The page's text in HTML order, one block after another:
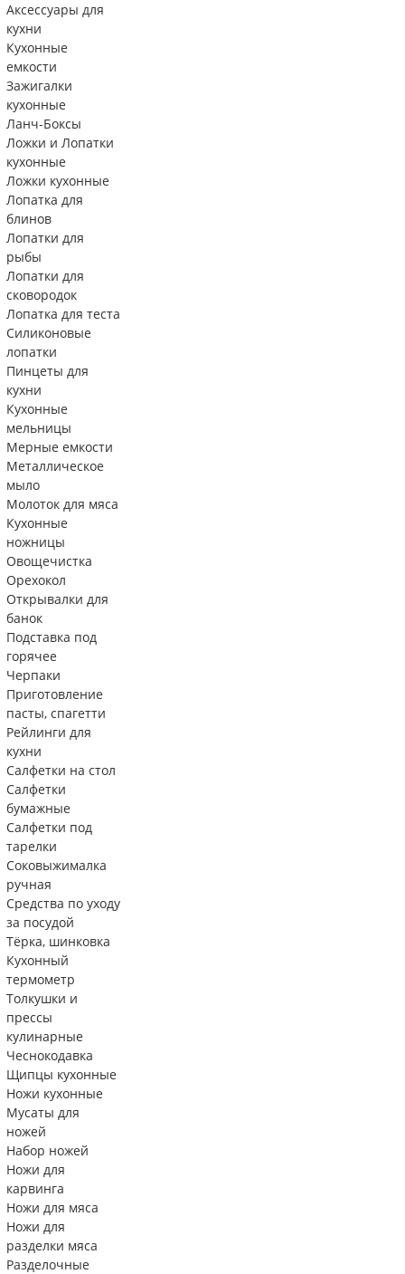
Аксессуары для
кухни
Кухонные
емкости
Зажигалки
кухонные
Ланч-Боксы
Ложки и Лопатки
кухонные
Ложки кухонные
Лопатка для
блинов
Лопатки для
рыбы
Лопатки для
сковородок
Лопатка для теста
Силиконовые
лопатки
Пинцеты для
кухни
Кухонные
мельницы
Мерные емкости
Металлическое
мыло
Молоток для мяса
Кухонные
ножницы
Овощечистка
Орехокол
Открывалки для
банок
Подставка под
горячее
Черпаки
Приготовление
пасты, спагетти
Рейлинги для
кухни
Салфетки на стол
Салфетки
бумажные
Салфетки под
тарелки
Соковыжималка
ручная
Средства по уходу
за посудой
Тëрка, шинковка
Кухонный
термометр
Толкушки и
прессы
кулинарные
Чеснокодавка
Щипцы кухонные
Ножи кухонные
Мусаты для
ножей
Набор ножей
Ножи для
карвинга
Ножи для мяса
Ножи для
разделки мяса
Разделочные